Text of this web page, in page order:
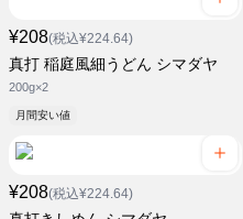
¥208(税込¥224.64)
真打 稲庭風細うどん シマダヤ
200g×2
月間安い値
¥208(税込¥224.64)